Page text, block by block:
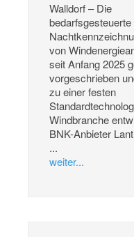
Walldorf – Die
bedarfsgesteuerte
von
seit Anfang 2025
vorgeschrieben
zu einer festen
Windbranche
BNK-Anbieter
...
weiter...